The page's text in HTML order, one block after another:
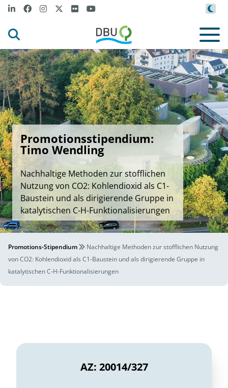
Promotionsstipendium:
Timo Wendling
Nachhaltige Methoden zur stofflichen
Nutzung von CO2: Kohlendioxid als C1-
Baustein und als dirigierende Gruppe in
katalytischen C-H-Funktionalisierungen
Promotions-Stipendium
Nachhaltige Methoden zur stofflichen Nutzung
von CO2: Kohlendioxid als C1-Baustein und als dirigierende Gruppe in
katalytischen C-H-Funktionalisierungen
AZ: 20014/327